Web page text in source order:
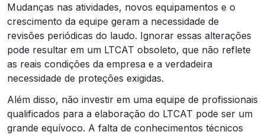
Mudanças nas atividades, novos equipamentos e o
crescimento da equipe geram a necessidade de
revisões periódicas do laudo. Ignorar essas alterações
pode resultar em um LTCAT obsoleto, que não reflete
as reais condições da empresa e a verdadeira
necessidade de proteções exigidas.
Além disso, não investir em uma equipe de profissionais
qualificados para a elaboração do LTCAT pode ser um
grande equívoco. A falta de conhecimentos técnicos